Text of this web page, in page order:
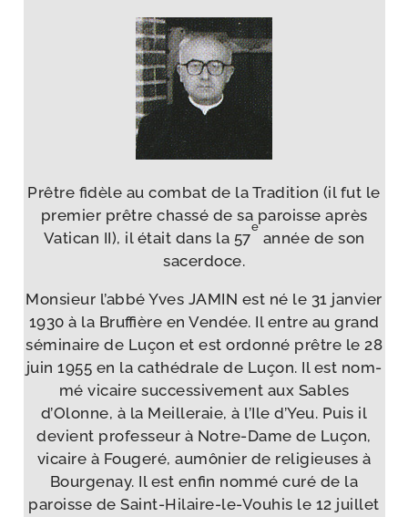
Prêtre fidèle au com­bat de la Tradition (il fut le
pre­mier prêtre chas­sé de sa paroisse après
Vatican II), il était dans la 57
e
année de son
sacerdoce.
Monsieur l’ab­bé Yves JAMIN est né le 31 jan­vier
1930 à la Bruffière en Vendée. Il entre au grand
sémi­naire de Luçon et est ordon­né prêtre le 28
juin 1955 en la cathé­drale de Luçon. Il est nom­
mé vicaire suc­ces­si­ve­ment aux Sables
d’Olonne, à la Meilleraie, à l’Ile d’Yeu. Puis il
devient pro­fes­seur à Notre-​Dame de Luçon,
vicaire à Fougeré, aumô­nier de reli­gieuses à
Bourgenay. Il est enfin nom­mé curé de la
paroisse de Saint-​Hilaire-​le-​Vouhis le 12 juillet